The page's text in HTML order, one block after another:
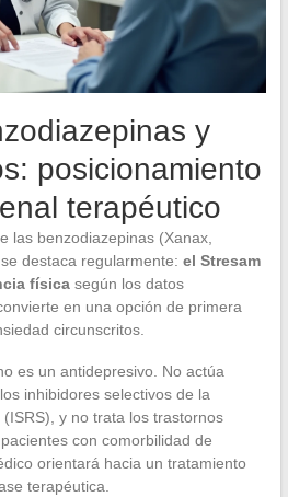
y
posicionamiento
terapéutico
las benzodiazepinas (Xanax,
destaca regularmente: el Stresam
físicasegún los datos
en una opción de primera
circunscritos.
es un antidepresivo. No actúa
inhibidores selectivos de la
y no trata los trastornos
con comorbilidad de
orientará hacia un tratamiento
terapéutica.